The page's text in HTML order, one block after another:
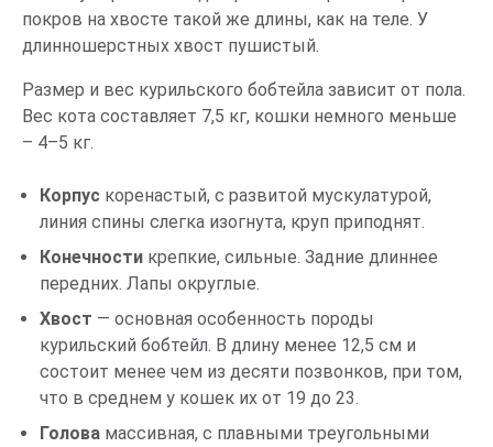
покров на хвосте такой же длины, как на теле. У
длинношерстных хвост пушистый.
Размер и вес курильского бобтейла зависит от пола.
Вес кота составляет 7,5 кг, кошки немного меньше
– 4–5 кг.
Корпус коренастый, с развитой мускулатурой,
линия спины слегка изогнута, круп приподнят.
Конечности крепкие, сильные. Задние длиннее
передних. Лапы округлые.
Хвост — основная особенность породы
курильский бобтейл. В длину менее 12,5 см и
состоит менее чем из десяти позвонков, при том,
что в среднем у кошек их от 19 до 23.
Голова массивная, с плавными треугольными